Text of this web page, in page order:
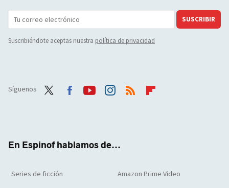
SUSCRIBIR
Suscribiéndote aceptas nuestra política de privacidad
Síguenos
En Espinof hablamos de...
Series de ficción Amazon Prime Video